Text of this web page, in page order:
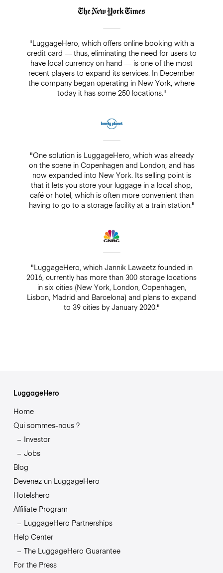
"LuggageHero, which offers online booking with a
credit card — thus, eliminating the need for users to
have local currency on hand — is one of the most
recent players to expand its services. In December
the company began operating in New York, where
today it has some 250 locations."
"One solution is LuggageHero, which was already
on the scene in Copenhagen and London, and has
now expanded into New York. Its selling point is
that it lets you store your luggage in a local shop,
café or hotel, which is often more convenient than
having to go to a storage facility at a train station."
"LuggageHero, which Jannik Lawaetz founded in
2016, currently has more than 300 storage locations
in six cities (New York, London, Copenhagen,
Lisbon, Madrid and Barcelona) and plans to expand
to 39 cities by January 2020."
LuggageHero
Home
Qui sommes-nous ?
Investor
Jobs
Blog
Devenez un LuggageHero
Hotelshero
Affiliate Program
LuggageHero Partnerships
Help Center
The LuggageHero Guarantee
For the Press